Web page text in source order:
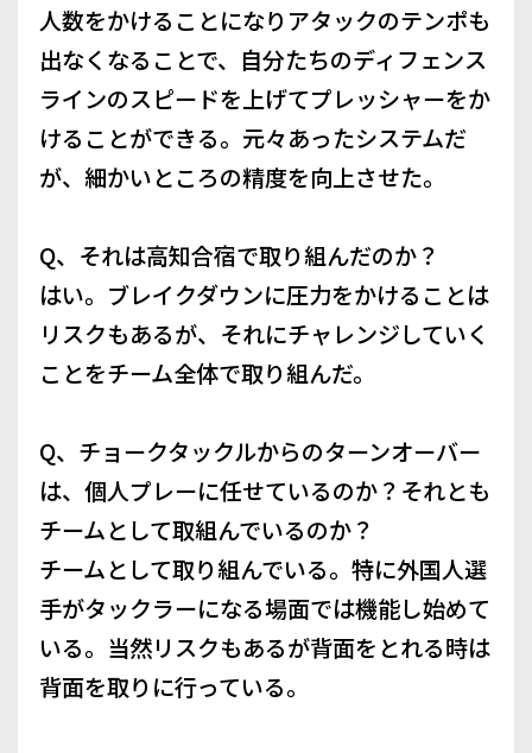
人数をかけることになりアタックのテンポも
出なくなることで、自分たちのディフェンス
ラインのスピードを上げてプレッシャーをか
けることができる。元々あったシステムだ
が、細かいところの精度を向上させた。
Q、それは高知合宿で取り組んだのか？
はい。ブレイクダウンに圧力をかけることは
リスクもあるが、それにチャレンジしていく
ことをチーム全体で取り組んだ。
Q、チョークタックルからのターンオーバー
は、個人プレーに任せているのか？それとも
チームとして取組んでいるのか？
チームとして取り組んでいる。特に外国人選
手がタックラーになる場面では機能し始めて
いる。当然リスクもあるが背面をとれる時は
背面を取りに行っている。